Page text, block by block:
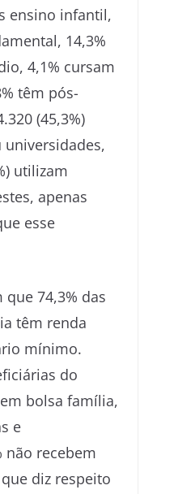
ensino infantil,
14,3%
4,1% cursam
têm pós-
(45,3%)
utilizam
apenas
esse
74,3% das
têm renda
mínimo.
do
bolsa família,
e
não recebem
diz respeito